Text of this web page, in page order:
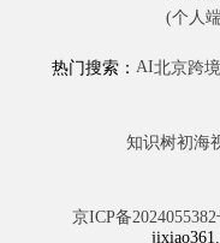
热门搜索： AI北京跨境
知识树初海
京ICP备2024055382
(个人